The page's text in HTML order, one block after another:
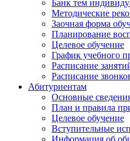
Банк тем
Методические
Заочная форма
Планирование
Целевое обучение
График учебного
Расписание
Расписание
Абитуриентам
Основные
План и правила
Целевое обучение
Вступительные
Информация об